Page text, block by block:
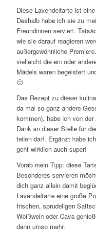
Diese Lavendeltarte ist
Deshalb habe ich sie zu
Freundinnen serviert.
wie sie darauf reagieren
außergewöhnliche
vielleicht die ein oder
Mädels waren begeistert
🙂
Das Rezept zu dieser
da mal so ganz andere
kommen), habe ich von
Dank an dieser Stelle für
teilen darf. Ergänzt habe
geht wirklich auch super!
Vorab mein Tipp: diese
Besonderes servieren
dich ganz allein damit
Lavendeltarte eine große
frischen, sprudeligen
Weißwein oder Cava
dann umso mehr.